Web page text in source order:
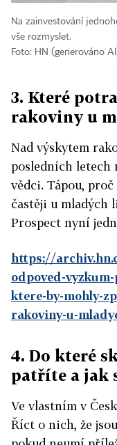
Na zainvestování
vše rozmyslet.
Foto: HN (generováno
3. Které
rakoviny u
Nad výskytem
posledních
vědci. Tápou,
častěji u mladých
Prospect nyní
https://
odpoved-
ktere-by-mohly-
rakoviny-u-
4. Do které
patříte a jak
Ve vlastním v
Říct o nich, že